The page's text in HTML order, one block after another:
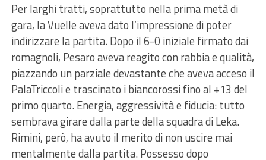
Per larghi tratti, soprattutto nella prima metà di
gara, la Vuelle aveva dato l’impressione di poter
indirizzare la partita. Dopo il 6-0 iniziale firmato dai
romagnoli, Pesaro aveva reagito con rabbia e qualità,
piazzando un parziale devastante che aveva acceso il
PalaTriccoli e trascinato i biancorossi fino al +13 del
primo quarto. Energia, aggressività e fiducia: tutto
sembrava girare dalla parte della squadra di Leka.
Rimini, però, ha avuto il merito di non uscire mai
mentalmente dalla partita. Possesso dopo